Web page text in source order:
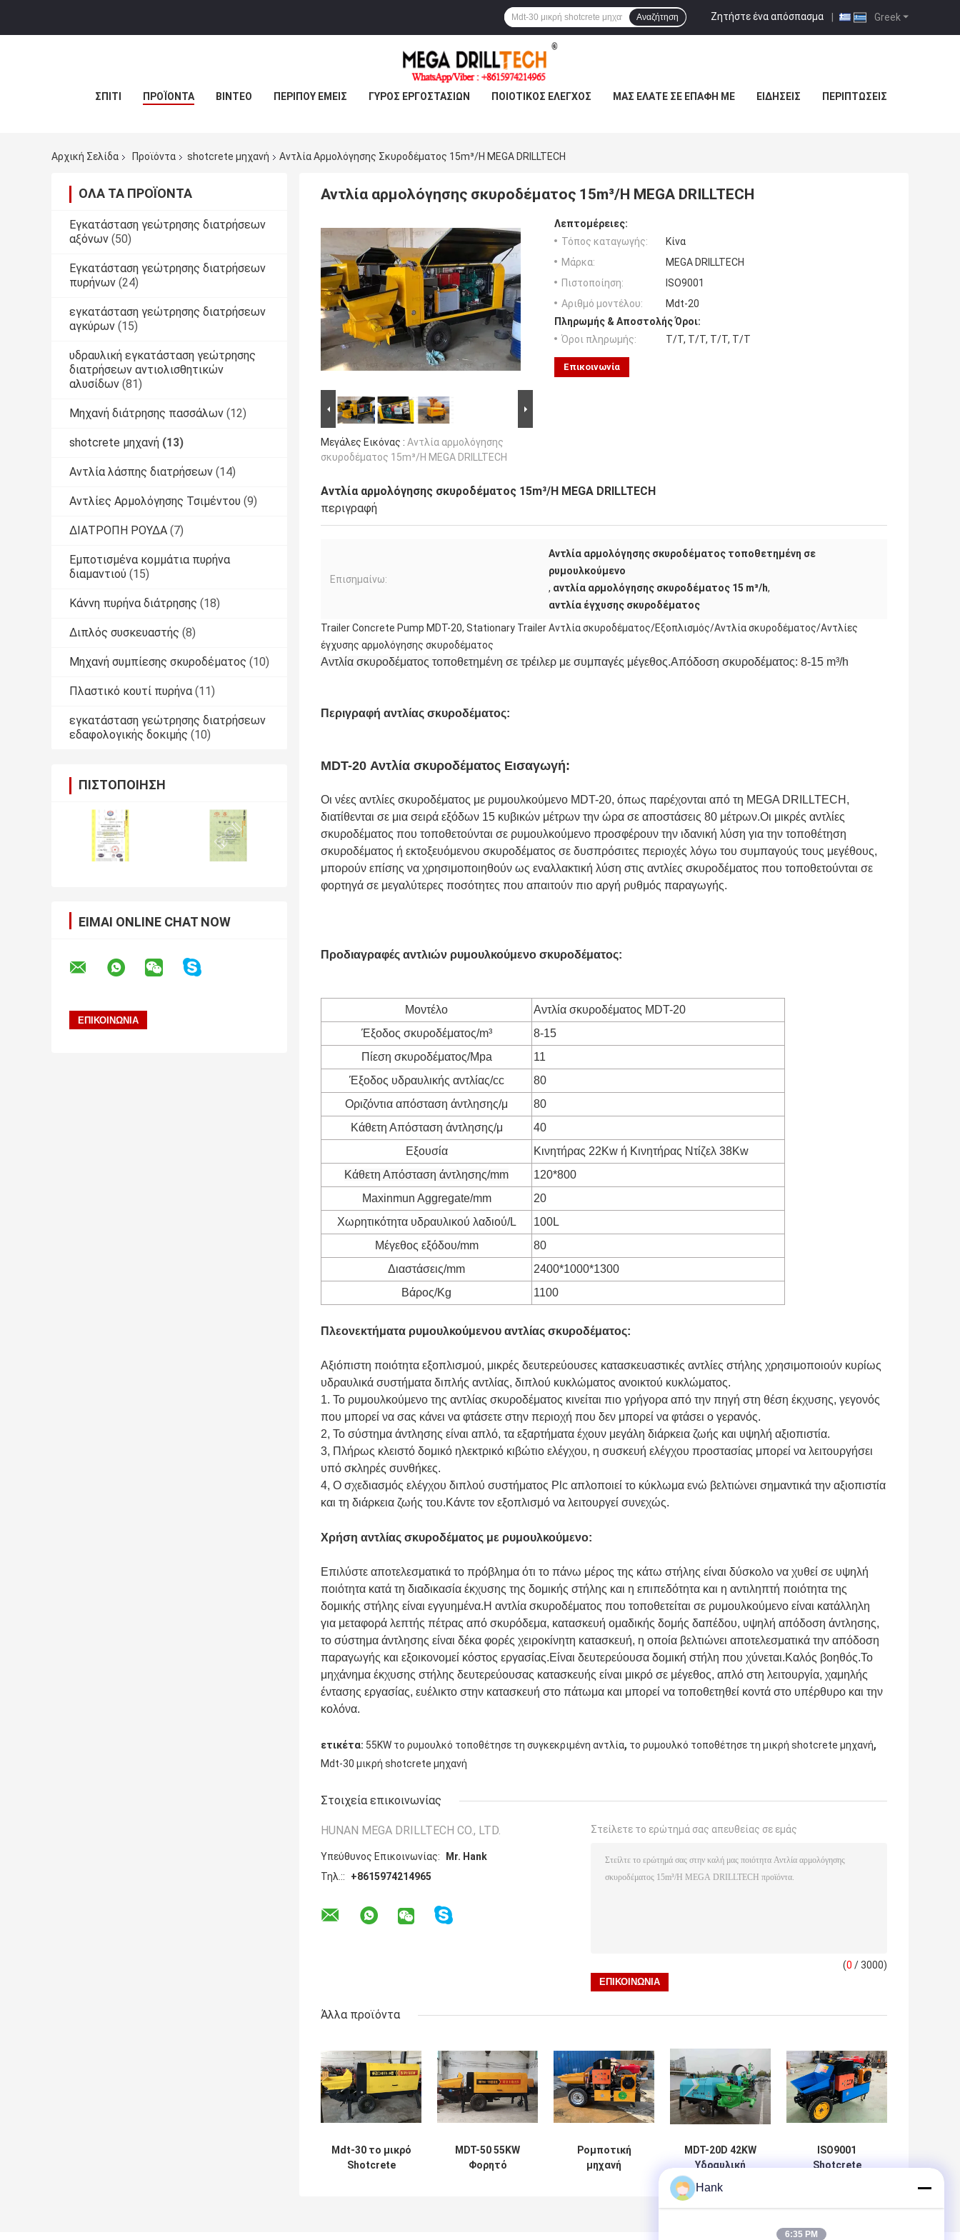
Greek
Ζητήστε ένα απόσπασμα |
Αναζήτηση
ΣΠΊΤΙ ΠΡΟΪΌΝΤΑ ΒΊΝΤΕΟ ΠΕΡΊΠΟΥ ΕΜΕΊΣ ΓΎΡΟΣ ΕΡΓΟΣΤΑΣΊΩΝ ΠΟΙΟΤΙΚΌΣ ΈΛΕΓΧΟΣ ΜΑΣ ΕΛΆΤΕ ΣΕ ΕΠΑΦΉ ΜΕ ΕΙΔΉΣΕΙΣ ΠΕΡΙΠΤΏΣΕΙΣ
Αρχική Σελίδα Προϊόντα shotcrete μηχανή Αντλία Αρμολόγησης Σκυροδέματος 15m³/H MEGA DRILLTECH
ΌΛΑ ΤΑ ΠΡΟΪΌΝΤΑ
Εγκατάσταση γεώτρησης διατρήσεων
αξόνων (50)
Εγκατάσταση γεώτρησης διατρήσεων
πυρήνων (24)
εγκατάσταση γεώτρησης διατρήσεων
αγκύρων (15)
υδραυλική εγκατάσταση γεώτρησης
διατρήσεων αντιολισθητικών
αλυσίδων (81)
Μηχανή διάτρησης πασσάλων (12)
shotcrete μηχανή (13)
Αντλία λάσπης διατρήσεων (14)
Αντλίες Αρμολόγησης Τσιμέντου (9)
ΔΙΑΤΡΟΠΗ ΡΟΥΔΑ (7)
Εμποτισμένα κομμάτια πυρήνα
διαμαντιού (15)
Κάννη πυρήνα διάτρησης (18)
Διπλός συσκευαστής (8)
Μηχανή συμπίεσης σκυροδέματος (10)
Πλαστικό κουτί πυρήνα (11)
εγκατάσταση γεώτρησης διατρήσεων
εδαφολογικής δοκιμής (10)
ΠΙΣΤΟΠΟΊΗΣΗ
ΕΊΜΑΙ ONLINE CHAT NOW
Αντλία αρμολόγησης σκυροδέματος 15m³/H MEGA DRILLTECH
Μεγάλες Εικόνας : Αντλία αρμολόγησης
σκυροδέματος 15m³/H MEGA DRILLTECH
Λεπτομέρειες:
Τόπος καταγωγής:
Κίνα
Μάρκα:
MEGA DRILLTECH
Πιστοποίηση:
ISO9001
Αριθμό μοντέλου:
Mdt-20
Πληρωμής & Αποστολής Όροι:
Όροι πληρωμής:
T/T, T/T, T/T, T/T
Επικοινωνία
Αντλία αρμολόγησης σκυροδέματος 15m³/H MEGA DRILLTECH
περιγραφή
Επισημαίνω:
Αντλία αρμολόγησης σκυροδέματος τοποθετημένη σε
ρυμουλκούμενο
, αντλία αρμολόγησης σκυροδέματος 15 m³/h,
αντλία έγχυσης σκυροδέματος
Trailer Concrete Pump MDT-20, Stationary Trailer Αντλία σκυροδέματος/Εξοπλισμός/Αντλία σκυροδέματος/Αντλίες
έγχυσης αρμολόγησης σκυροδέματος
Αντλία σκυροδέματος τοποθετημένη σε τρέιλερ με συμπαγές μέγεθος.Απόδοση σκυροδέματος: 8-15 m³/h
Περιγραφή αντλίας σκυροδέματος:
MDT-20 Αντλία σκυροδέματος Εισαγωγή:
Οι νέες αντλίες σκυροδέματος με ρυμουλκούμενο MDT-20, όπως παρέχονται από τη MEGA DRILLTECH,
διατίθενται σε μια σειρά εξόδων 15 κυβικών μέτρων την ώρα σε αποστάσεις 80 μέτρων.Οι μικρές αντλίες
σκυροδέματος που τοποθετούνται σε ρυμουλκούμενο προσφέρουν την ιδανική λύση για την τοποθέτηση
σκυροδέματος ή εκτοξευόμενου σκυροδέματος σε δυσπρόσιτες περιοχές λόγω του συμπαγούς τους μεγέθους,
μπορούν επίσης να χρησιμοποιηθούν ως εναλλακτική λύση στις αντλίες σκυροδέματος που τοποθετούνται σε
φορτηγά σε μεγαλύτερες ποσότητες που απαιτούν πιο αργή ρυθμός παραγωγής.
Προδιαγραφές αντλιών ρυμουλκούμενο σκυροδέματος:
Μοντέλο
Αντλία σκυροδέματος MDT-20
Έξοδος σκυροδέματος/m³
8-15
Πίεση σκυροδέματος/Mpa
11
Έξοδος υδραυλικής αντλίας/cc
80
Οριζόντια απόσταση άντλησης/μ
80
Κάθετη Απόσταση άντλησης/μ
40
Εξουσία
Κινητήρας 22Kw ή Κινητήρας Ντίζελ 38Kw
Κάθετη Απόσταση άντλησης/mm
120*800
Maxinmun Aggregate/mm
20
Χωρητικότητα υδραυλικού λαδιού/L
100L
Μέγεθος εξόδου/mm
80
Διαστάσεις/mm
2400*1000*1300
Βάρος/Kg
1100
Πλεονεκτήματα ρυμουλκούμενου αντλίας σκυροδέματος:
Αξιόπιστη ποιότητα εξοπλισμού, μικρές δευτερεύουσες κατασκευαστικές αντλίες στήλης χρησιμοποιούν κυρίως
υδραυλικά συστήματα διπλής αντλίας, διπλού κυκλώματος ανοικτού κυκλώματος.
1. Το ρυμουλκούμενο της αντλίας σκυροδέματος κινείται πιο γρήγορα από την πηγή στη θέση έκχυσης, γεγονός
που μπορεί να σας κάνει να φτάσετε στην περιοχή που δεν μπορεί να φτάσει ο γερανός.
2, Το σύστημα άντλησης είναι απλό, τα εξαρτήματα έχουν μεγάλη διάρκεια ζωής και υψηλή αξιοπιστία.
3, Πλήρως κλειστό δομικό ηλεκτρικό κιβώτιο ελέγχου, η συσκευή ελέγχου προστασίας μπορεί να λειτουργήσει
υπό σκληρές συνθήκες.
4, Ο σχεδιασμός ελέγχου διπλού συστήματος Plc απλοποιεί το κύκλωμα ενώ βελτιώνει σημαντικά την αξιοπιστία
και τη διάρκεια ζωής του.Κάντε τον εξοπλισμό να λειτουργεί συνεχώς.
Χρήση αντλίας σκυροδέματος με ρυμουλκούμενο:
Επιλύστε αποτελεσματικά το πρόβλημα ότι το πάνω μέρος της κάτω στήλης είναι δύσκολο να χυθεί σε υψηλή
ποιότητα κατά τη διαδικασία έκχυσης της δομικής στήλης και η επιπεδότητα και η αντιληπτή ποιότητα της
δομικής στήλης είναι εγγυημένα.Η αντλία σκυροδέματος που τοποθετείται σε ρυμουλκούμενο είναι κατάλληλη
για μεταφορά λεπτής πέτρας από σκυρόδεμα, κατασκευή ομαδικής δομής δαπέδου, υψηλή απόδοση άντλησης,
το σύστημα άντλησης είναι δέκα φορές χειροκίνητη κατασκευή, η οποία βελτιώνει αποτελεσματικά την απόδοση
παραγωγής και εξοικονομεί κόστος εργασίας.Είναι δευτερεύουσα δομική στήλη που χύνεται.Καλός βοηθός.Το
μηχάνημα έκχυσης στήλης δευτερεύουσας κατασκευής είναι μικρό σε μέγεθος, απλό στη λειτουργία, χαμηλής
έντασης εργασίας, ευέλικτο στην κατασκευή στο πάτωμα και μπορεί να τοποθετηθεί κοντά στο υπέρθυρο και την
κολόνα.
ετικέτα: 55KW το ρυμουλκό τοποθέτησε τη συγκεκριμένη αντλία, το ρυμουλκό τοποθέτησε τη μικρή shotcrete μηχανή,
Mdt-30 μικρή shotcrete μηχανή
Στοιχεία επικοινωνίας
HUNAN MEGA DRILLTECH CO., LTD.
Υπεύθυνος Επικοινωνίας:
Mr. Hank
Τηλ.::
+8615974214965
Στείλετε το ερώτημά σας απευθείας σε εμάς
(0 / 3000)
Άλλα προϊόντα
Mdt-30 το μικρό
Shotcrete
MDT-50 55KW
Φορητό
Ρομποτική
μηχανή
MDT-20D 42KW
Υδραυλική
Μηχανή
Σκυροδέματος
22m3/H
ISO9001
Shotcrete
μικρός φορητός
μηχανών 380V
Hank
6:35 PM